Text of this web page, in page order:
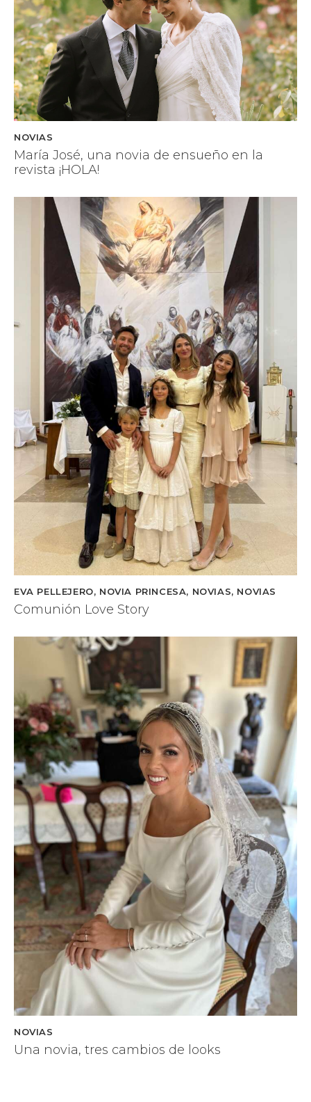
NOVIAS
María José, una novia de ensueño en la
revista ¡HOLA!
EVA PELLEJERO, NOVIA PRINCESA, NOVIAS, NOVIAS
Comunión Love Story
NOVIAS
Una novia, tres cambios de looks